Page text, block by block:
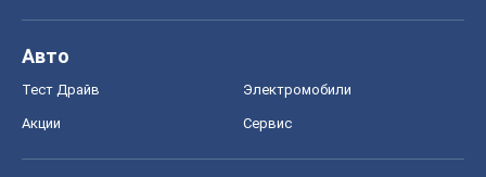
Авто
Тест Драйв Электромобили
Акции Сервис